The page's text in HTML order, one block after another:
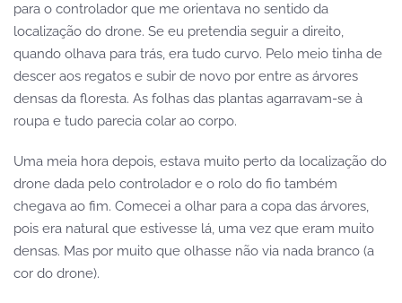
para o controlador que me orientava no sentido da
localização do drone. Se eu pretendia seguir a direito,
quando olhava para trás, era tudo curvo. Pelo meio tinha de
descer aos regatos e subir de novo por entre as árvores
densas da floresta. As folhas das plantas agarravam-se à
roupa e tudo parecia colar ao corpo.
Uma meia hora depois, estava muito perto da localização do
drone dada pelo controlador e o rolo do fio também
chegava ao fim. Comecei a olhar para a copa das árvores,
pois era natural que estivesse lá, uma vez que eram muito
densas. Mas por muito que olhasse não via nada branco (a
cor do drone).